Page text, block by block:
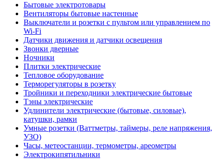
Бытовые электротовары
Вентиляторы бытовые настенные
Выключатели и розетки с пультом или управлением по
Wi-Fi
Датчики движения и датчики освещения
Звонки дверные
Ночники
Плитки электрические
Тепловое оборудование
Терморегуляторы в розетку
Тройники и переходники электрические бытовые
Тэны электрические
Удлинители электрические (бытовые, силовые),
катушки, рамки
Умные розетки (Ваттметры, таймеры, реле напряжения,
УЗО)
Часы, метеостанции, термометры, ареометры
Электрокипятильники